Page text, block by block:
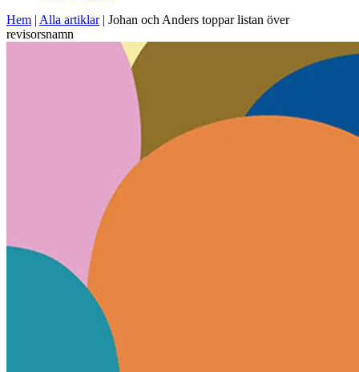
Hem | Alla artiklar| Johan och Anders toppar listan över
revisorsnamn